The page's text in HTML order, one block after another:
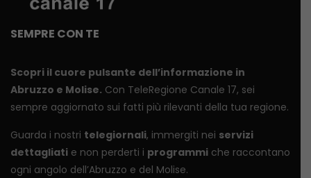
SEMPRE CON TE
Scopri il cuore pulsante dell’informazione in
Abruzzo e Molise. Con TeleRegione Canale 17, sei
sempre aggiornato sui fatti più rilevanti della tua regione.
Guarda i nostri telegiornali, immergiti nei servizi
dettagliati e non perderti i programmi che raccontano
ogni angolo dell’Abruzzo e del Molise.